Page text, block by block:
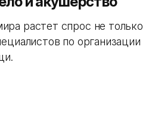
растет спрос не только
по организации